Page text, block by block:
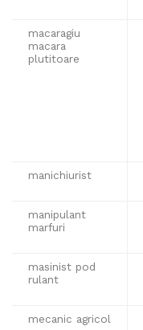
macaragiu
macara
plutitoare
manichiurist
manipulant
marfuri
masinist pod
rulant
mecanic agricol